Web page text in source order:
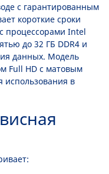
с гарантированным
короткие сроки
процессорами Intel
до 32 ГБ DDR4 и
данных. Модель
Full HD с матовым
в